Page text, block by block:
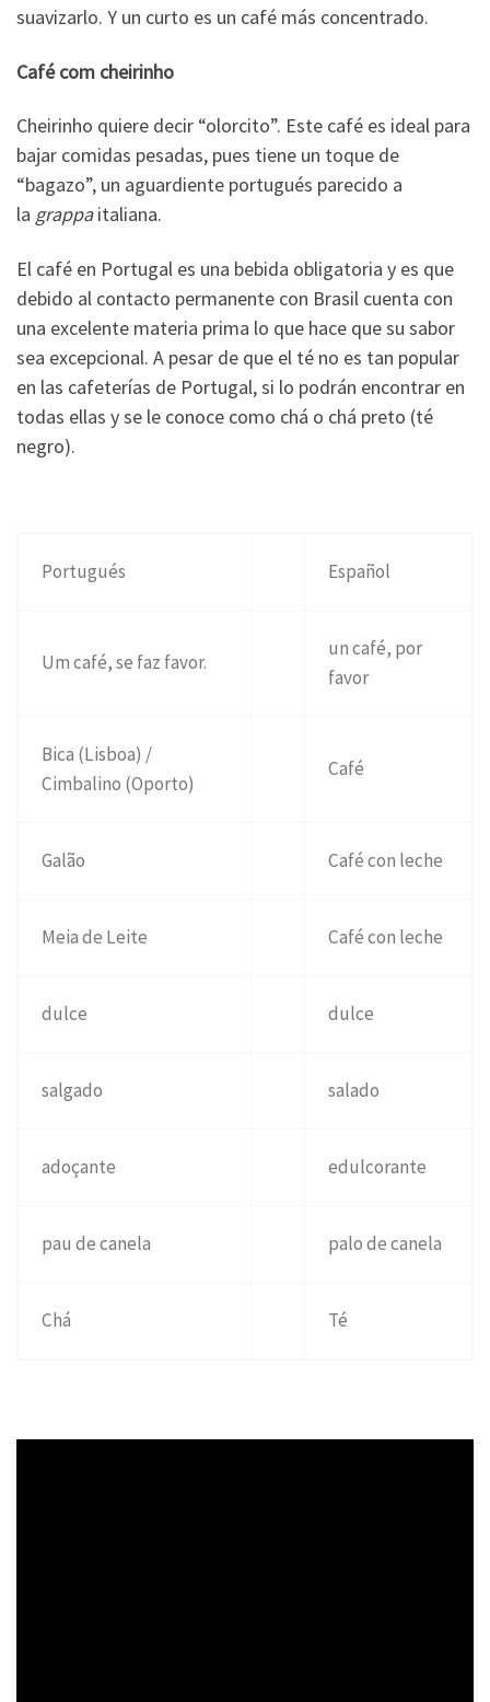
suavizarlo. Y un curto es un café más concentrado.
Café com cheirinho
Cheirinho quiere decir “olorcito”. Este café es ideal para
bajar comidas pesadas, pues tiene un toque de
“bagazo”, un aguardiente portugués parecido a
la grappaitaliana.
El café en Portugal es una bebida obligatoria y es que
debido al contacto permanente con Brasil cuenta con
una excelente materia prima lo que hace que su sabor
sea excepcional. A pesar de que el té no es tan popular
en las cafeterías de Portugal, si lo podrán encontrar en
todas ellas y se le conoce como chá o chá preto (té
negro).
Portugués Español
Um café, se faz favor.
un café, por
favor
Bica (Lisboa) /
Cimbalino (Oporto)
Café
Galão Café con leche
Meia de Leite Café con leche
dulce dulce
salgado salado
adoçante edulcorante
pau de canela palo de canela
Chá Té